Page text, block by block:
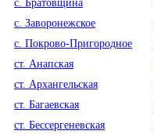
с. Братовщина
с. Заворонежское
с. Покрово-Пригородное
ст. Анапская
ст. Архангельская
ст. Багаевская
ст. Бессергеневская